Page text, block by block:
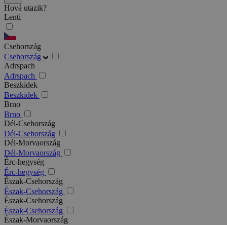
Hová utazik?
Lenti
Csehország
Csehország
Adrspach
Adrspach
Beszkidek
Beszkidek
Brno
Brno
Dél-Csehország
Dél-Csehország
Dél-Morvaország
Dél-Morvaország
Érc-hegység
Érc-hegység
Észak-Csehország
Észak-Csehország
Észak-Csehország
Észak-Csehország
Észak-Morvaország